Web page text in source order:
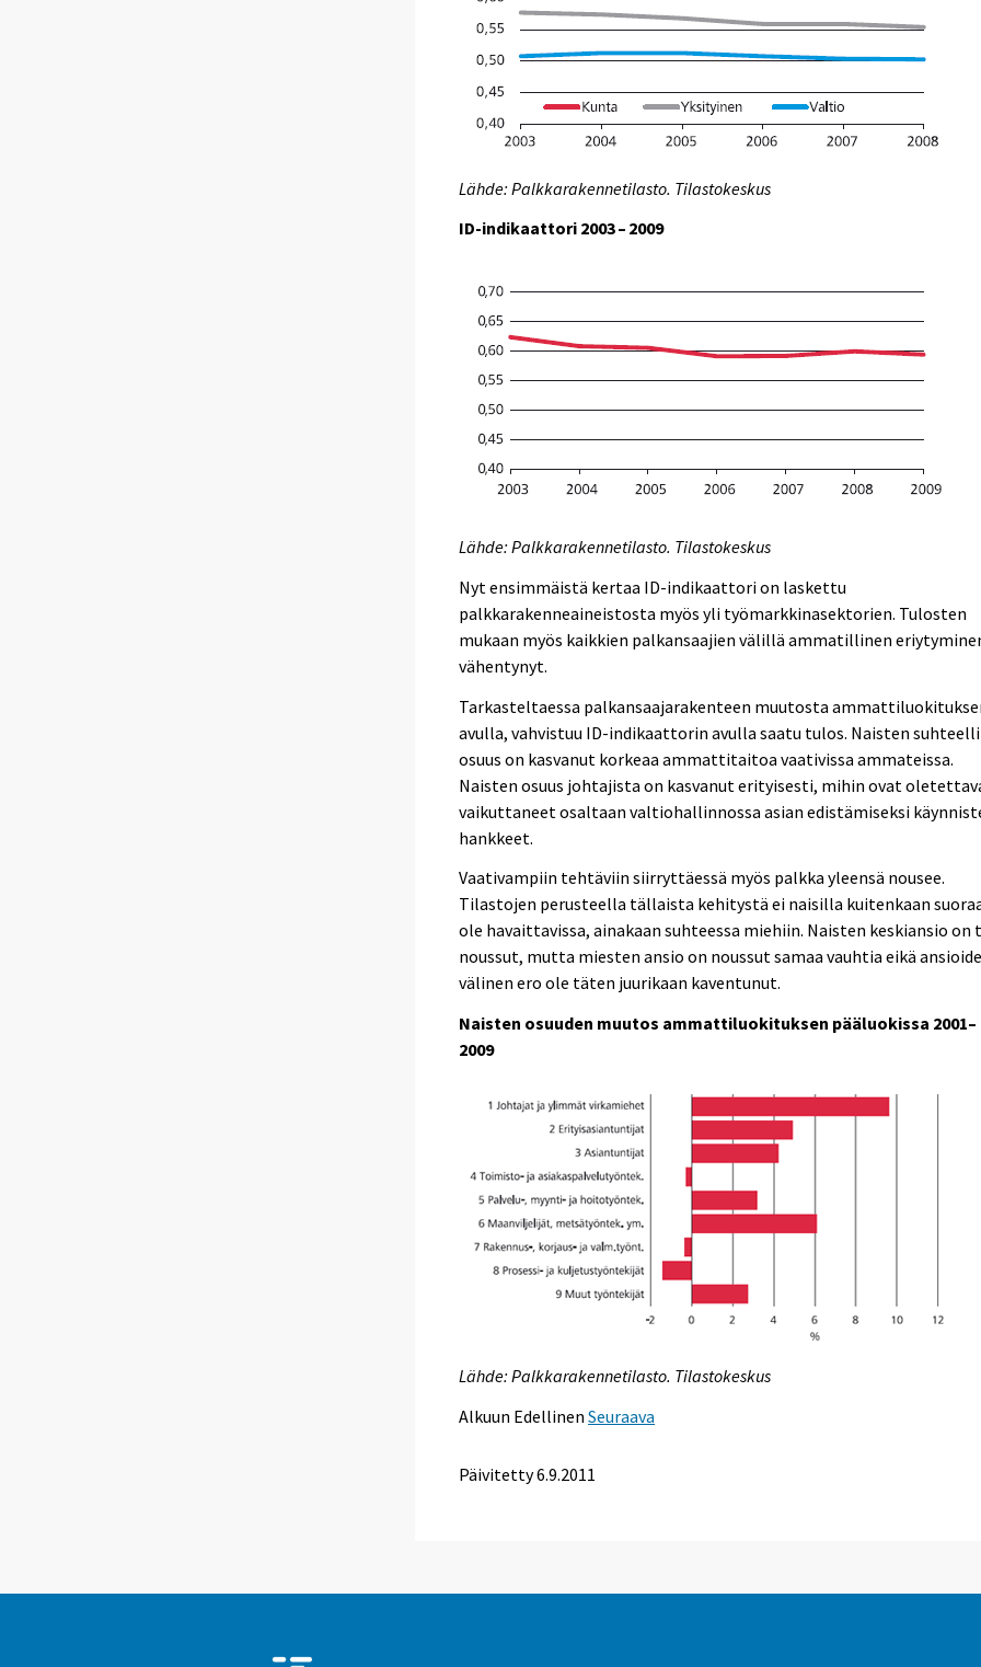
Lähde: Palkkarakennetilasto. Tilastokeskus
ID-indikaattori 2003 – 2009
Lähde: Palkkarakennetilasto. Tilastokeskus
Nyt ensimmäistä kertaa ID-indikaattori on laskettu
palkkarakenneaineistosta myös yli työmarkkinasektorien. Tulosten
mukaan myös kaikkien palkansaajien välillä ammatillinen
vähentynyt.
Tarkasteltaessa palkansaajarakenteen muutosta
avulla, vahvistuu ID-indikaattorin avulla saatu tulos. Naisten
osuus on kasvanut korkeaa ammattitaitoa vaativissa ammateissa.
Naisten osuus johtajista on kasvanut erityisesti, mihin ovat
vaikuttaneet osaltaan valtiohallinnossa asian edistämiseksi
hankkeet.
Vaativampiin tehtäviin siirryttäessä myös palkka yleensä nousee.
Tilastojen perusteella tällaista kehitystä ei naisilla kuitenkaan
ole havaittavissa, ainakaan suhteessa miehiin. Naisten keskiansio on
noussut, mutta miesten ansio on noussut samaa vauhtia eikä
välinen ero ole täten juurikaan kaventunut.
Naisten osuuden muutos ammattiluokituksen pääluokissa 2001–
2009
Lähde: Palkkarakennetilasto. Tilastokeskus
Alkuun Edellinen Seuraava
Päivitetty 6.9.2011